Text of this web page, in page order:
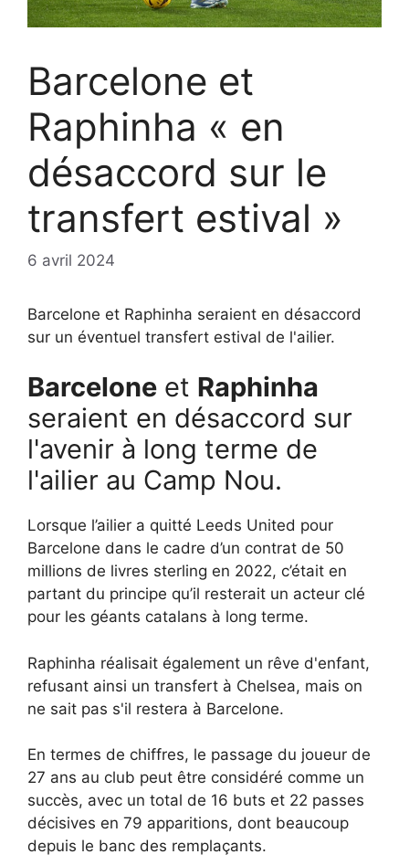
Barcelone et
Raphinha « en
désaccord sur le
transfert estival »
6 avril 2024
Barcelone et Raphinha seraient en désaccord
sur un éventuel transfert estival de l'ailier.
Barcelone et Raphinha
seraient en désaccord sur
l'avenir à long terme de
l'ailier au Camp Nou.
Lorsque l’ailier a quitté Leeds United pour
Barcelone dans le cadre d’un contrat de 50
millions de livres sterling en 2022, c’était en
partant du principe qu’il resterait un acteur clé
pour les géants catalans à long terme.
Raphinha réalisait également un rêve d'enfant,
refusant ainsi un transfert à Chelsea, mais on
ne sait pas s'il restera à Barcelone.
En termes de chiffres, le passage du joueur de
27 ans au club peut être considéré comme un
succès, avec un total de 16 buts et 22 passes
décisives en 79 apparitions, dont beaucoup
depuis le banc des remplaçants.